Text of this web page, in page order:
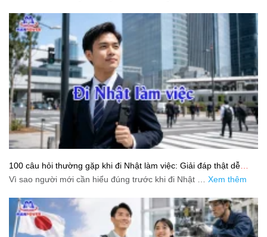
100 câu hỏi thường gặp khi đi Nhật làm việc: Giải đáp thật dễ
hiểu cho người mới bắt đầu
Vì sao người mới cần hiểu đúng trước khi đi Nhật … Xem thêm